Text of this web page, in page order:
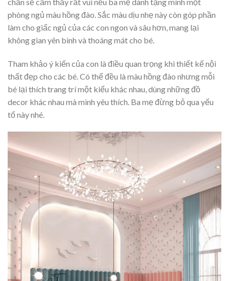
chắn sẽ cảm thấy rất vui nếu ba mẹ dành tặng mình một
phòng ngủ màu hồng đào. Sắc màu dịu nhẹ này còn góp phần
làm cho giấc ngủ của các con ngon và sâu hơn, mang lại
không gian yên bình và thoáng mát cho bé.
Tham khảo ý kiến của con là điều quan trọng khi thiết kế nội
thất đẹp cho các bé. Có thể đều là màu hồng đào nhưng mỗi
bé lại thích trang trí một kiểu khác nhau, dùng những đồ
decor khác nhau mà mình yêu thích. Ba mẹ đừng bỏ qua yếu
tố này nhé.